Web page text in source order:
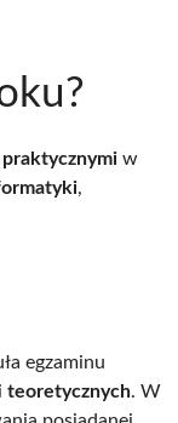
praktycznymi w
,
egzaminu
teoretycznych. W